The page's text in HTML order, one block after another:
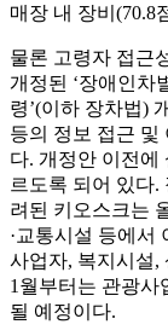
매장 내 장비(70.8
물론 고령자 접근
개정된 ‘장애인차
령’(이하 장차법)
등의 정보 접근 및
다. 개정안 이전에
르도록 되어 있다.
려된 키오스크는
·교통시설 등에서
사업자, 복지시설,
1월부터는 관광사
될 예정이다.